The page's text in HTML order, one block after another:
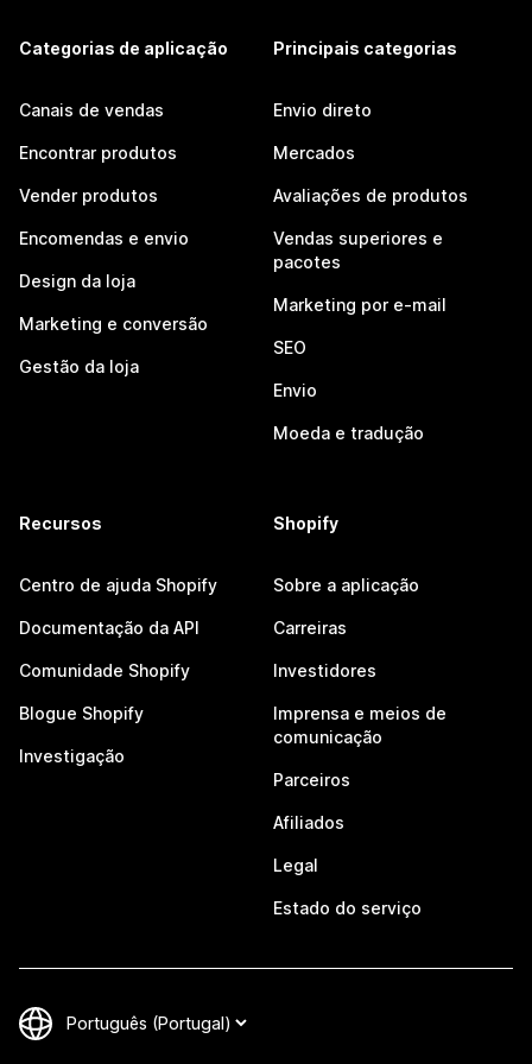
Categorias de aplicação
Canais de vendas
Encontrar produtos
Vender produtos
Encomendas e envio
Design da loja
Marketing e conversão
Gestão da loja
Principais categorias
Envio direto
Mercados
Avaliações de produtos
Vendas superiores e
pacotes
Marketing por e-mail
SEO
Envio
Moeda e tradução
Recursos
Centro de ajuda Shopify
Documentação da API
Comunidade Shopify
Blogue Shopify
Investigação
Shopify
Sobre a aplicação
Carreiras
Investidores
Imprensa e meios de
comunicação
Parceiros
Afiliados
Legal
Estado do serviço